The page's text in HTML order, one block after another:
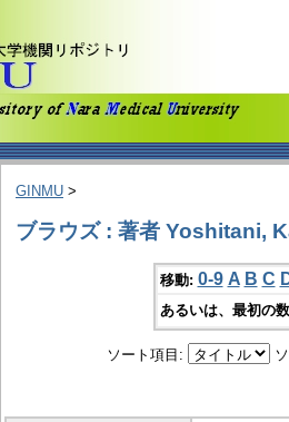
GINMU >
ブラウズ : 著者 Yoshitani,
移動: 0-9 A B C
あるいは、最初の
ソート項目: